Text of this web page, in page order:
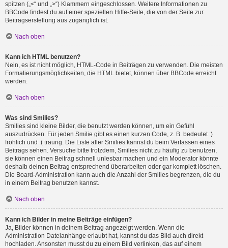
spitzen („<“ und „>“) Klammern eingeschlossen. Weitere Informationen zu
BBCode findest du auf einer speziellen Hilfe-Seite, die von der Seite zur
Beitragserstellung aus zugänglich ist.
Nach oben
Kann ich HTML benutzen?
Nein, es ist nicht möglich, HTML-Code in Beiträgen zu verwenden. Die meisten
Formatierungsmöglichkeiten, die HTML bietet, können über BBCode erreicht
werden.
Nach oben
Was sind Smilies?
Smilies sind kleine Bilder, die benutzt werden können, um ein Gefühl
auszudrücken. Für jeden Smilie gibt es einen kurzen Code, z. B. bedeutet :)
fröhlich und :( traurig. Die Liste aller Smilies kannst du beim Verfassen eines
Beitrags sehen. Versuche bitte trotzdem, Smilies nicht zu häufig zu benutzen,
sie können einen Beitrag schnell unlesbar machen und ein Moderator könnte
deshalb deinen Beitrag entsprechend überarbeiten oder gar komplett löschen.
Die Board-Administration kann auch die Anzahl der Smilies begrenzen, die du
in einem Beitrag benutzen kannst.
Nach oben
Kann ich Bilder in meine Beiträge einfügen?
Ja, Bilder können in deinem Beitrag angezeigt werden. Wenn die
Administration Dateianhänge erlaubt hat, kannst du das Bild auch direkt
hochladen. Ansonsten musst du zu einem Bild verlinken, das auf einem